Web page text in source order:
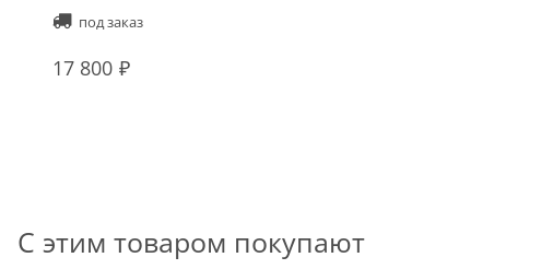
под заказ
17 800
С этим товаром покупают